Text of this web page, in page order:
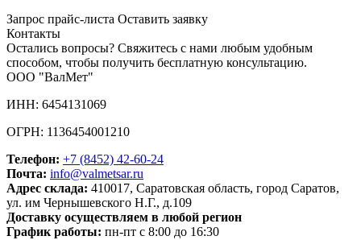
Запрос прайс-листа Оставить заявку
Контакты
Остались вопросы? Свяжитесь с нами любым удобным
способом, чтобы получить бесплатную консультацию.
ООО "ВалМет"
ИНН: 6454131069
ОГРН: 1136454001210
Телефон: +7 (8452) 42-60-24
Почта: info@valmetsar.ru
Адрес склада: 410017, Саратовская область, город Саратов,
ул. им Чернышевского Н.Г., д.109
Доставку осуществляем в любой регион
График работы: пн-пт с 8:00 до 16:30